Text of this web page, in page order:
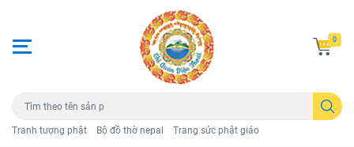
Tranh tượng phật Bộ đồ thờ nepal Trang sức phật giáo
0